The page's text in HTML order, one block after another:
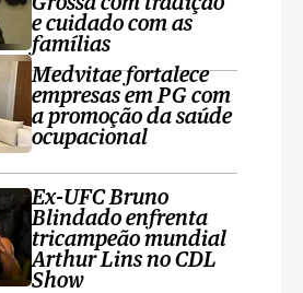
e cuidado com as
famílias
Medvitae fortalece
empresas em PG com
a promoção da saúde
ocupacional
Ex-UFC Bruno
Blindado enfrenta
tricampeão mundial
Arthur Lins no CDL
Show